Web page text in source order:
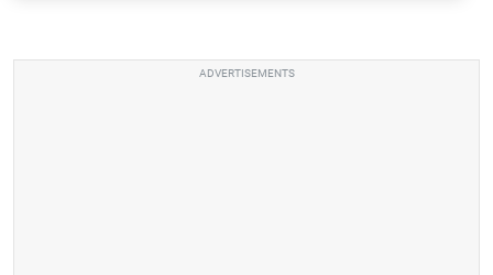
ADVERTISEMENTS